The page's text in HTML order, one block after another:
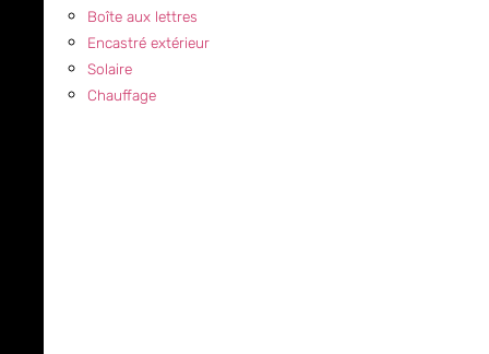
Boîte aux lettres
Encastré extérieur
Solaire
Chauffage